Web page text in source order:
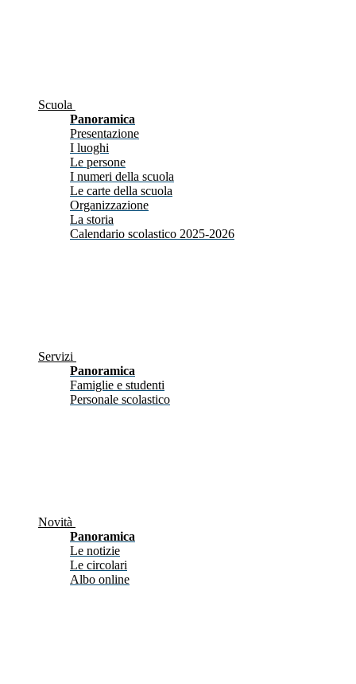
Scuola
Panoramica
Presentazione
I luoghi
Le persone
I numeri della scuola
Le carte della scuola
Organizzazione
La storia
Calendario scolastico 2025-2026
Servizi
Panoramica
Famiglie e studenti
Personale scolastico
Novità
Panoramica
Le notizie
Le circolari
Albo online